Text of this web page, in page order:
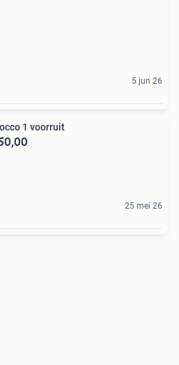
5 jun 26
1 voorruit
25 mei 26